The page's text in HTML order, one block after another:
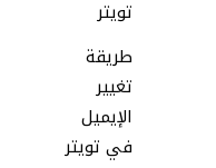
تويتر
طريقة
تغيير
الإيميل
في تويتر